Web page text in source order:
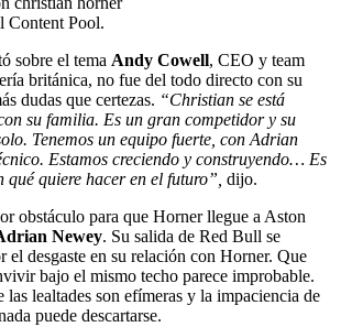
Content Pool.
sobre el tema Andy Cowell, CEO y team
británica, no fue del todo directo con su
dudas que certezas. “Christian se está
su familia. Es un gran competidor y su
Tenemos un equipo fuerte, con Adrian
Estamos creciendo y construyendo… Es
quiere hacer en el futuro”, dijo.
obstáculo para que Horner llegue a Aston
Newey. Su salida de Red Bull se
el desgaste en su relación con Horner. Que
bajo el mismo techo parece improbable.
las lealtades son efímeras y la impaciencia de
puede descartarse.